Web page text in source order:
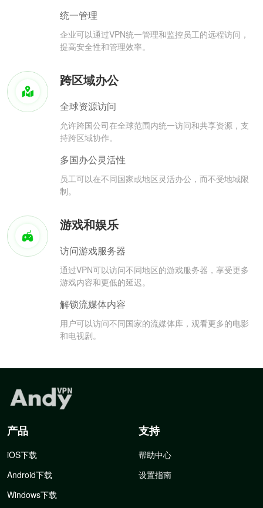
统一管理
企业可以通过VPN统一管理和监控员工的远程访问，
提高安全性和管理效率。
跨区域办公
全球资源访问
允许跨国公司在全球范围内统一访问和共享资源，支
持跨区域协作。
多国办公灵活性
员工可以在不同国家或地区灵活办公，而不受地域限
制。
游戏和娱乐
访问游戏服务器
通过VPN可以访问不同地区的游戏服务器，享受更多
游戏内容和更低的延迟。
解锁流媒体内容
用户可以访问不同国家的流媒体库，观看更多的电影
和电视剧。
产品
iOS下载
Android下载
Windows下载
支持
帮助中心
设置指南